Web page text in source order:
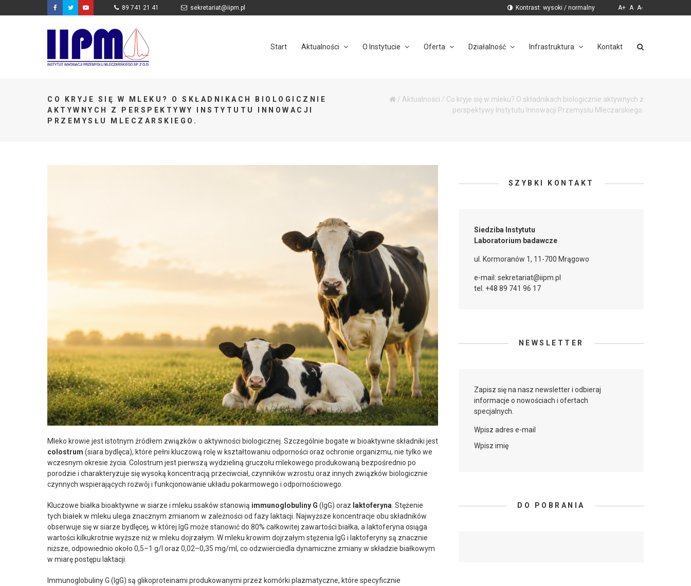
89 741 21 41 sekretariat@iipm.pl Kontrast: wysoki / normalny A+ A A-
Start Aktualności O Instytucie Oferta Działalność Infrastruktura Kontakt
CO KRYJE SIĘ W MLEKU? O SKŁADNIKACH BIOLOGICZNIE
AKTYWNYCH Z PERSPEKTYWY INSTYTUTU INNOWACJI
PRZEMYSŁU MLECZARSKIEGO.
/ Aktualności / Co kryje się w mleku? O składnikach biologicznie aktywnych z
perspektywy Instytutu Innowacji Przemysłu Mleczarskiego.
Mleko krowie jest istotnym źródłem związków o aktywności biologicznej. Szczególnie bogate w bioaktywne składniki jest
colostrum (siara bydlęca), które pełni kluczową rolę w kształtowaniu odporności oraz ochronie organizmu, nie tylko we
wczesnym okresie życia. Colostrum jest pierwszą wydzieliną gruczołu mlekowego produkowaną bezpośrednio po
porodzie i charakteryzuje się wysoką koncentracją przeciwciał, czynników wzrostu oraz innych związków biologicznie
czynnych wspierających rozwój i funkcjonowanie układu pokarmowego i odpornościowego.
Kluczowe białka bioaktywne w siarze i mleku ssaków stanowią immunoglobuliny G (IgG) oraz laktoferyna . Stężenie
tych białek w mleku ulega znacznym zmianom w zależności od fazy laktacji. Najwyższe koncentracje obu składników
obserwuje się w siarze bydlęcej, w której IgG może stanowić do 80% całkowitej zawartości białka, a laktoferyna osiąga
wartości kilkukrotnie wyższe niż w mleku dojrzałym. W mleku krowim dojrzałym stężenia IgG i laktoferyny są znacznie
niższe, odpowiednio około 0,5–1 g/l oraz 0,02–0,35 mg/ml, co odzwierciedla dynamiczne zmiany w składzie białkowym
w miarę postępu laktacji.
Immunoglobuliny G (IgG) są glikoproteinami produkowanymi przez komórki plazmatyczne, które specyficznie
SZYBKI KONTAKT
Siedziba Instytutu
Laboratorium badawcze
ul. Kormoranów 1, 11-700 Mrągowo
e-mail: sekretariat@iipm.pl
tel. +48 89 741 96 17
NEWSLETTER
Zapisz się na nasz newsletter i odbieraj
informacje o nowościach i ofertach
specjalnych.
Wpisz adres e-mail
Wpisz imię
DO POBRANIA